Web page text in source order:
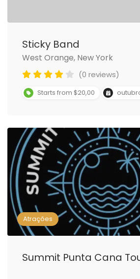
Sticky Band
West Orange, New York
(0 reviews)
Starts from $20,00
Atrações
Summit Punta Cana